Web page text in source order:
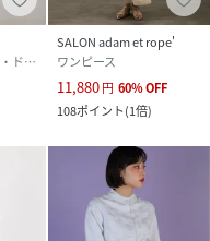
その他のワンピース・ドレス
SALON adam et rope'
ワンピース
11,880円 60%OFF
108ポイント(1倍)